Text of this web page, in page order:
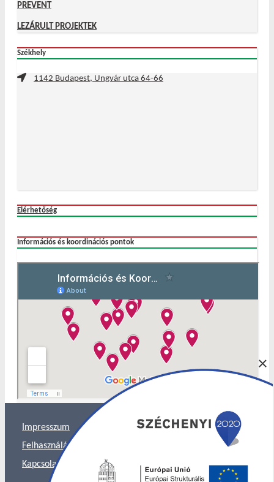
×
PREVENT
LEZÁRULT PROJEKTEK
Székhely
1142 Budapest, Ungvár utca 64-66
Elérhetőség
Információs és koordinációs pontok
Impresszum
Felhasználás és Adatkezelés
Kapcsolat